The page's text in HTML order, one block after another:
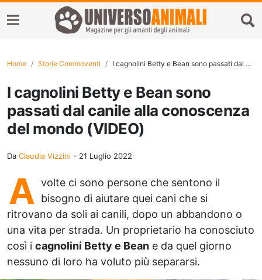
Home Storie Commoventi I cagnolini Betty e Bean sono passati dal canile alla conoscenza del mondo (VIDEO)
I cagnolini Betty e Bean sono
passati dal canile alla conoscenza
del mondo (VIDEO)
Da Claudia Vizzini - 21 Luglio 2022
A volte ci sono persone che sentono il
bisogno di aiutare quei cani che si
ritrovano da soli ai canili, dopo un abbandono o
una vita per strada. Un proprietario ha conosciuto
così i cagnolini Betty e Bean e da quel giorno
nessuno di loro ha voluto più separarsi.